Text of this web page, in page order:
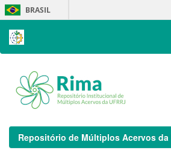
Skip
navigation
BRASIL
Repositório de Múltiplos Acervos da